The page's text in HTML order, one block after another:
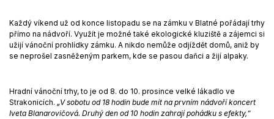
Každý víkend už od konce listopadu se na zámku v Blatné pořádají trhy
přímo na nádvoří. Využít je možné také ekologické kluziště a zájemci si
užijí vánoční prohlídky zámku. A nikdo nemůže odjíždět domů, aniž by
se neprošel zasněženým parkem, kde se pasou daňci a žijí alpaky.
Hradní vánoční trhy, to je od 8. do 10. prosince velké lákadlo ve
Strakonicích. „V sobotu od 18 hodin bude mít na prvním nádvoří koncert
Iveta Blanarovičová. Druhý den od 10 hodin zahrají pohádku s efekty,“